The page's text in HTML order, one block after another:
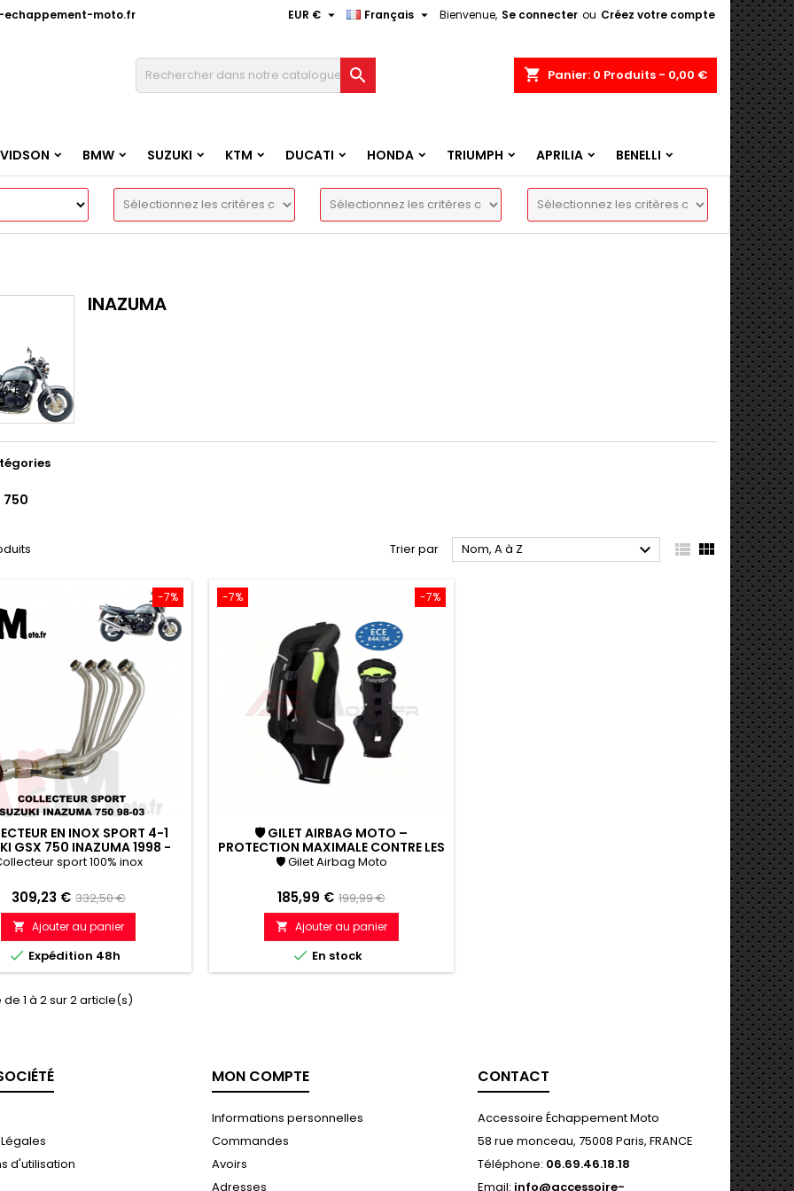
echappement-moto.fr Bienvenue, Se connecter ou Créez votre compte
Français 
EUR € 
 shopping_cart Panier: 0 Produits - 0,00 €
BMW SUZUKI KTM DUCATI HONDA TRIUMPH APRILIA BENELLI
INAZUMA
750
Trier par Nom, A à Z   
-7%
EN INOX SPORT 4-1
GSX 750 INAZUMA 1998 -
2003
sport 100% inox
Prix
309,23 € Prix
de
référence
332,50 €
 Ajouter au panier
 Expédition 48h
-7%
-7%
🛡 GILET AIRBAG MOTO –
PROTECTION MAXIMALE CONTRE LES
CHUTES ET CHOCS
🛡 Gilet Airbag Moto
Prix
185,99 € Prix
de
référence
199,99 €
 Ajouter au panier
 En stock
1 à 2 sur 2 article(s)
d'utilisation
MON COMPTE
Informations personnelles
Commandes
Avoirs
Adresses
CONTACT
Accessoire Échappement Moto
58 rue monceau, 75008 Paris, FRANCE
Téléphone: 06.69.46.18.18
Email: info@accessoire-